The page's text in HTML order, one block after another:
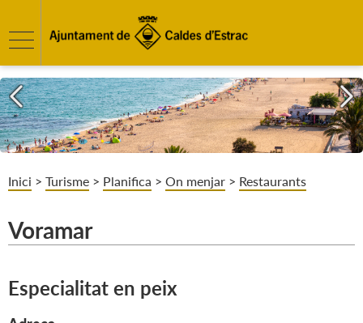
Inici > Turisme > Planifica > On menjar > Restaurants
Voramar
Especialitat en peix